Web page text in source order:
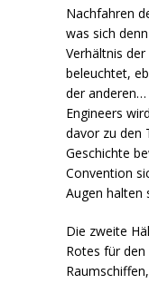
Nachfahren
was sich
Verhältnis
beleuchtet,
der anderen…
Engineers
davor zu den
Geschichte
Convention
Augen halten
Die zweite
Rotes für